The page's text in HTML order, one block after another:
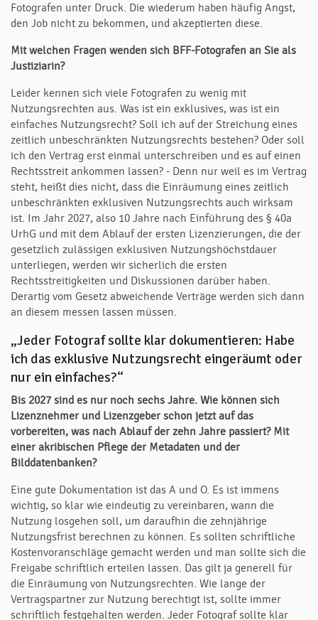
Fotografen unter Druck. Die wiederum haben häufig Angst,
den Job nicht zu bekommen, und akzeptierten diese.
Mit welchen Fragen wenden sich BFF-Fotografen an Sie als
Justiziarin?
Leider kennen sich viele Fotografen zu wenig mit
Nutzungsrechten aus. Was ist ein exklusives, was ist ein
einfaches Nutzungsrecht? Soll ich auf der Streichung eines
zeitlich unbeschränkten Nutzungsrechts bestehen? Oder soll
ich den Vertrag erst einmal unterschreiben und es auf einen
Rechtsstreit ankommen lassen? - Denn nur weil es im Vertrag
steht, heißt dies nicht, dass die Einräumung eines zeitlich
unbeschränkten exklusiven Nutzungsrechts auch wirksam
ist. Im Jahr 2027, also 10 Jahre nach Einführung des § 40a
UrhG und mit dem Ablauf der ersten Lizenzierungen, die der
gesetzlich zulässigen exklusiven Nutzungshöchstdauer
unterliegen, werden wir sicherlich die ersten
Rechtsstreitigkeiten und Diskussionen darüber haben.
Derartig vom Gesetz abweichende Verträge werden sich dann
an diesem messen lassen müssen.
„Jeder Fotograf sollte klar dokumentieren: Habe
ich das exklusive Nutzungsrecht eingeräumt oder
nur ein einfaches?“
Bis 2027 sind es nur noch sechs Jahre. Wie können sich
Lizenznehmer und Lizenzgeber schon jetzt auf das
vorbereiten, was nach Ablauf der zehn Jahre passiert? Mit
einer akribischen Pflege der Metadaten und der
Bilddatenbanken?
Eine gute Dokumentation ist das A und O. Es ist immens
wichtig, so klar wie eindeutig zu vereinbaren, wann die
Nutzung losgehen soll, um daraufhin die zehnjährige
Nutzungsfrist berechnen zu können. Es sollten schriftliche
Kostenvoranschläge gemacht werden und man sollte sich die
Freigabe schriftlich erteilen lassen. Das gilt ja generell für
die Einräumung von Nutzungsrechten. Wie lange der
Vertragspartner zur Nutzung berechtigt ist, sollte immer
schriftlich festgehalten werden. Jeder Fotograf sollte klar